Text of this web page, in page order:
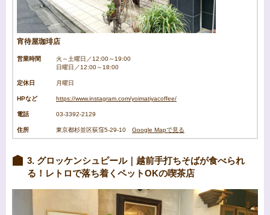
宵待屋珈琲店
営業時間
火～土曜日／12:00～19:00
日曜日／12:00～18:00
定休日 月曜日
HPなど https://www.instagram.com/yoimatiyacoffee/
電話 03-3392-2129
住所 東京都杉並区荻窪5-29-10 Google Mapで見る
3. グロッケンシュピール｜越前手打ちそばが食べられ
る！レトロで落ち着くペットOKの喫茶店